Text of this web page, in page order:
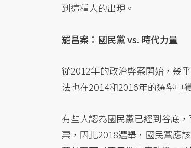
到這種人的出現。
罷昌案：國民黨 vs. 時代力量
從2012年的政治弊案開始，幾
法也在2014和2016年的選舉中
有些人認為國民黨已經到谷底，
票，因此2018選舉，國民黨應